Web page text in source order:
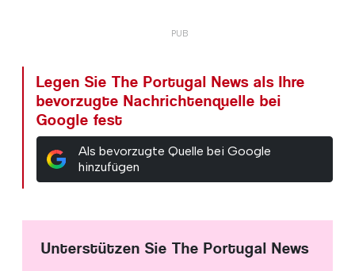
Legen Sie The Portugal News als Ihre
bevorzugte Nachrichtenquelle bei
Google fest
Als bevorzugte Quelle bei Google
hinzufügen
Unterstützen Sie The Portugal News